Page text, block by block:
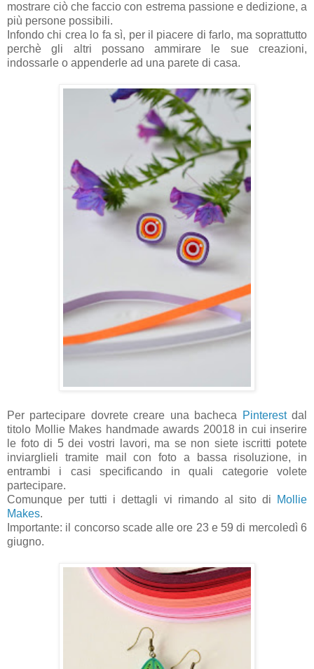
mostrare ciò che faccio con estrema passione e dedizione, a
più persone possibili.
Infondo chi crea lo fa sì, per il piacere di farlo, ma soprattutto
perchè gli altri possano ammirare le sue creazioni,
indossarle o appenderle ad una parete di casa.
Per partecipare dovrete creare una bacheca Pinterestdal
titolo Mollie Makes handmade awards 20018 in cui inserire
le foto di 5 dei vostri lavori, ma se non siete iscritti potete
inviarglieli tramite mail con foto a bassa risoluzione, in
entrambi i casi specificando in quali categorie volete
partecipare.
Comunque per tutti i dettagli vi rimando al sito di
Mollie
Makes.
Importante: il concorso scade alle ore 23 e 59 di mercoledì 6
giugno.